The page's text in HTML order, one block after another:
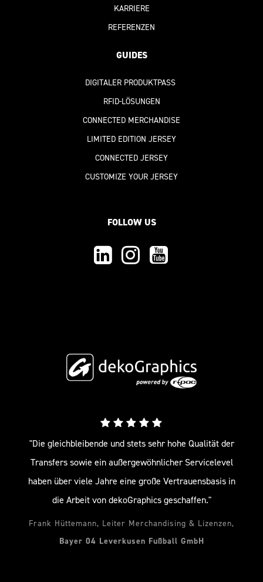
KARRIERE
REFERENZEN
GUIDES
DIGITALER PRODUKTPASS
RFID-LÖSUNGEN
CONNECTED MERCHANDISE
LIMITED EDITION JERSEY
CONNECTED JERSEY
CUSTOMIZE YOUR JERSEY
FOLLOW US
"Die gleichbleibende und stets sehr hohe Qualität der
Transfers sowie ein außergewöhnlicher Servicelevel
haben über viele Jahre eine große Vertrauensbasis in
die Arbeit von dekoGraphics geschaffen."
Frank Hüttemann, Leiter Merchandising & Lizenzen,
Bayer 04 Leverkusen Fußball GmbH